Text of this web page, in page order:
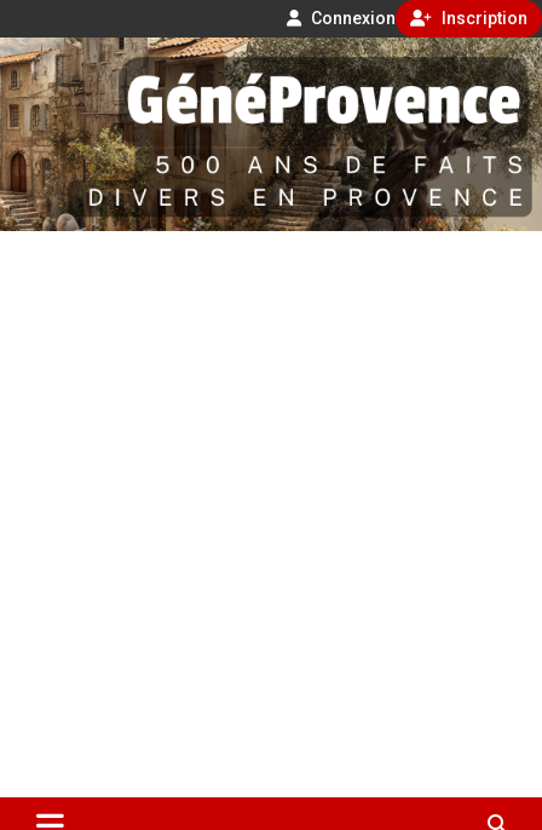
Connexion Inscription
Aller
au
contenu
GénéProvence
500 ans de faits divers en Provence